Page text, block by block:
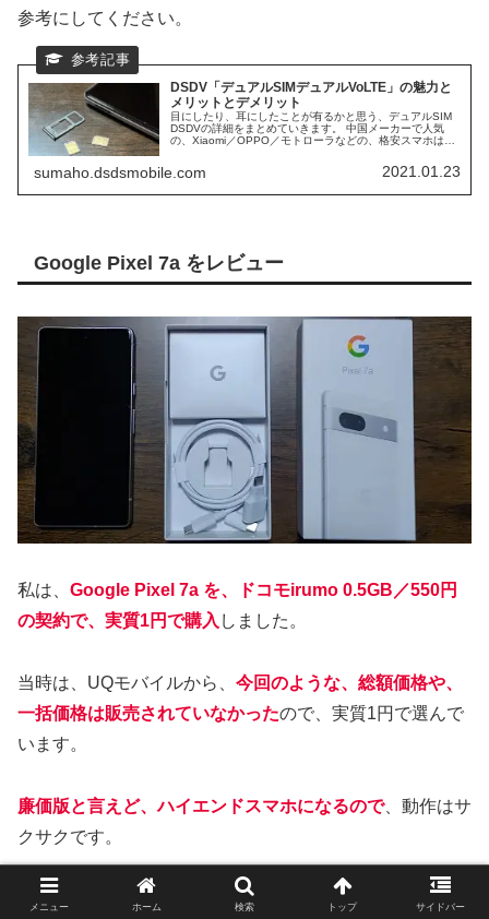
参考にしてください。
DSDV「デュアルSIMデュアルVoLTE」の魅力と
メリットとデメリット
目にしたり、耳にしたことが有るかと思う、デュアルSIM
DSDVの詳細をまとめていきます。 中国メーカーで人気
の、Xiaomi／OPPO／モトローラなどの、格安スマホは、
ド、AQUOS／Xperiaなども、DSDVに対応スマホが多くな
っています。 そして、日本シェアNo1の、iPhoneも、デュ
sumaho.dsdsmobile.com 2021.01.23
Google Pixel 7a をレビュー
私は、 Google Pixel 7a を、ドコモirumo 0.5GB／550円
の契約で、実質1円で購入 しました。
当時は、UQモバイルから、 今回のような、総額価格や、
一括価格は販売されていなかったので、実質1円で選んで
います。
廉価版と言えど、ハイエンドスマホになるので、動作はサ
クサクです。
一番うれしかったのは、その、 カメラ性能 です。
メニュー ホーム 検索 トップ サイドバー